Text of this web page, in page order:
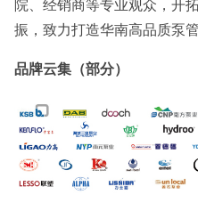
院、经销商等专业观众，开
振，致力打造华南高品质泵管
品牌云集（部分）